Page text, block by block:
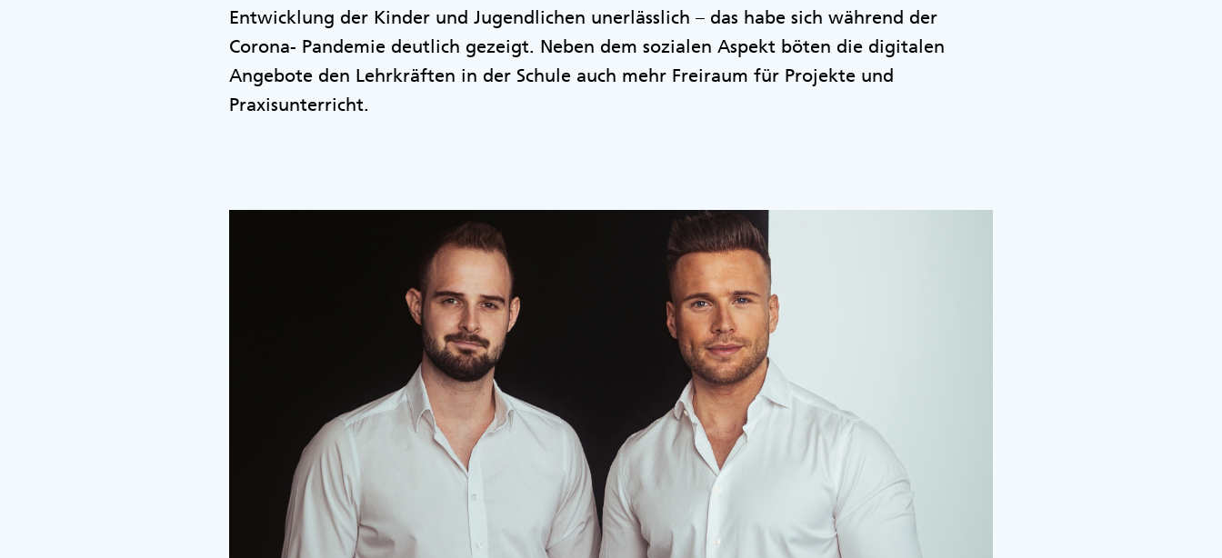
Entwicklung der Kinder und Jugendlichen unerlässlich – das habe sich während der
Corona- Pandemie deutlich gezeigt. Neben dem sozialen Aspekt böten die digitalen
Angebote den Lehrkräften in der Schule auch mehr Freiraum für Projekte und
Praxisunterricht.